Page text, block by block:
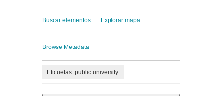
Buscar elementos Explorar mapa
Browse Metadata
Etiquetas: public university